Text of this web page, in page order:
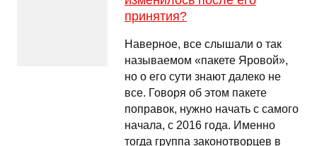
принятия?
Наверное, все слышали о так
называемом «пакете Яровой»,
но о его сути знают далеко не
все. Говоря об этом пакете
поправок, нужно начать с самого
начала, с 2016 года. Именно
тогда группа законотворцев в